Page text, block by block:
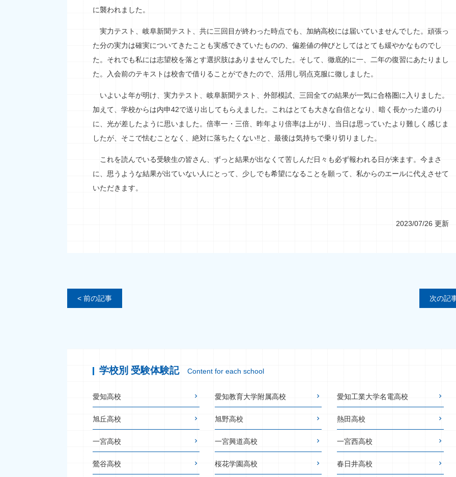
に襲われました。
実力テスト、岐阜新聞テスト、共に三回目が終わった時点でも、加納高校には届いていませんでした。頑張っ
た分の実力は確実についてきたことも実感できていたものの、偏差値の伸びとしてはとても緩やかなものでし
た。それでも私には志望校を落とす選択肢はありませんでした。そして、徹底的に一、二年の復習にあたりまし
た。入会前のテキストは校舎で借りることができたので、活用し弱点克服に徹しました。
いよいよ年が明け、実力テスト、岐阜新聞テスト、外部模試、三回全ての結果が一気に合格圏に入りました。
加えて、学校からは内申42で送り出してもらえました。これはとても大きな自信となり、暗く長かった道のり
に、光が差したように思いました。倍率一・三倍、昨年より倍率は上がり、当日は思っていたより難しく感じま
したが、そこで怯むことなく、絶対に落ちたくない‼と、最後は気持ちで乗り切りました。
これを読んでいる受験生の皆さん、ずっと結果が出なくて苦しんだ日々も必ず報われる日が来ます。今まさ
に、思うような結果が出ていない人にとって、少しでも希望になることを願って、私からのエールに代えさせて
いただきます。
2023/07/26 更新
< 前の記事 次の記
学校別 受験体験記 Content for each school
愛知高校 愛知教育大学附属高校 愛知工業大学名電高校
旭丘高校 旭野高校 熱田高校
一宮高校 一宮興道高校 一宮西高校
鶯谷高校 桜花学園高校 春日井高校